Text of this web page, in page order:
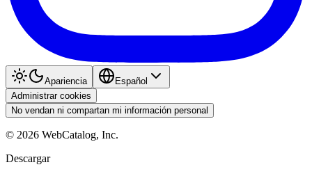
Apariencia
Español
Administrar cookies
No vendan ni compartan mi información personal
© 2026 WebCatalog, Inc.
Descargar